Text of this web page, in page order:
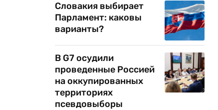
Словакия выбирает
Парламент: каковы
варианты?
В G7 осудили
проведенные Россией
на оккупированных
территориях
псевдовыборы